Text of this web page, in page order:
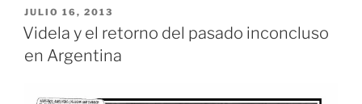
PUBLICADO
EL
JULIO 16, 2013
Videla y el retorno del pasado inconcluso
en Argentina